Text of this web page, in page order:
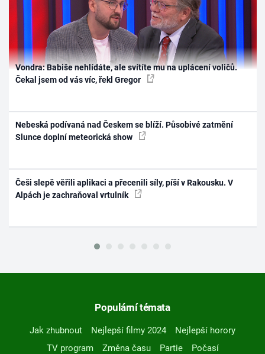
Vondra: Babiše nehlídáte, ale svítíte mu na uplácení voličů.
Čekal jsem od vás víc, řekl Gregor
Nebeská podívaná nad Českem se blíží. Působivé zatmění
Slunce doplní meteorická show
Češi slepě věřili aplikaci a přecenili síly, píší v Rakousku. V
Alpách je zachraňoval vrtulník
Populární témata
Jak zhubnout Nejlepší filmy 2024
Nejlepší horory
TV program
Změna času Partie
Počasí